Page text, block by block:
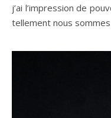
j’ai l’impression de
tellement nous